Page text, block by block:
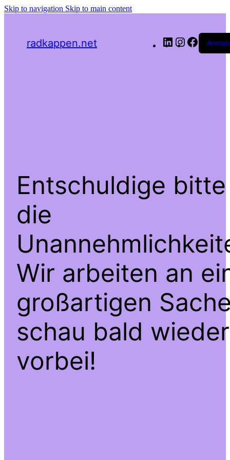
Skip to navigation Skip to main content
radkappen.net LinkedInInstagram
Entschuldige bitte
die
Wir arbeiten an
großartigen
schau bald wieder
vorbei!